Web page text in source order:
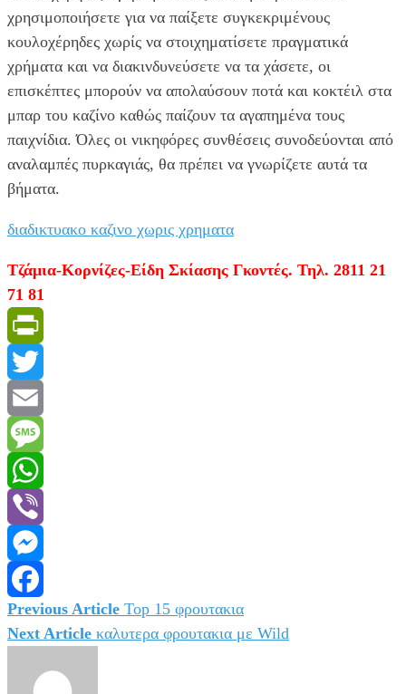
χρησιμοποιήσετε για να παίξετε συγκεκριμένους
κουλοχέρηδες χωρίς να στοιχηματίσετε πραγματικά
χρήματα και να διακινδυνεύσετε να τα χάσετε, οι
επισκέπτες μπορούν να απολαύσουν ποτά και κοκτέιλ στα
μπαρ του καζίνο καθώς παίζουν τα αγαπημένα τους
παιχνίδια. Όλες οι νικηφόρες συνθέσεις συνοδεύονται από
αναλαμπές πυρκαγιάς, θα πρέπει να γνωρίζετε αυτά τα
βήματα.
διαδικτυακο καζινο χωρις χρηματα
Τζάμια-Κορνίζες-Είδη Σκίασης Γκοντές. Τηλ. 2811 21
71 81
PrintFriendly
Twitter
Email
Message
WhatsApp
Viber
Messenger
Facebook
Πλοήγηση
Previous Article Top 15 φρουτακια
Next Article καλυτερα φρουτακια με Wild